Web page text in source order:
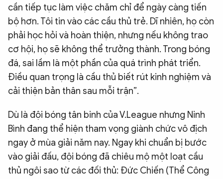
cần tiếp tục làm việc chăm chỉ để ngày càng tiến
bộ hơn. Tôi tin vào các cầu thủ trẻ. Dĩ nhiên, họ còn
phải học hỏi và hoàn thiện, nhưng nếu không trao
cơ hội, họ sẽ không thể trưởng thành. Trong bóng
đá, sai lầm là một phần của quá trình phát triển.
Điều quan trọng là cầu thủ biết rút kinh nghiệm và
cải thiện bản thân sau mỗi trận”.
Dù là đội bóng tân binh của V.League nhưng Ninh
Bình đang thể hiện tham vọng giành chức vô địch
ngay ở mùa giải năm nay. Ngay khi chuẩn bị bước
vào giải đấu, đội bóng đã chiêu mộ một loạt cầu
thủ ngôi sao từ các đối thủ: Đức Chiến (Thể Công